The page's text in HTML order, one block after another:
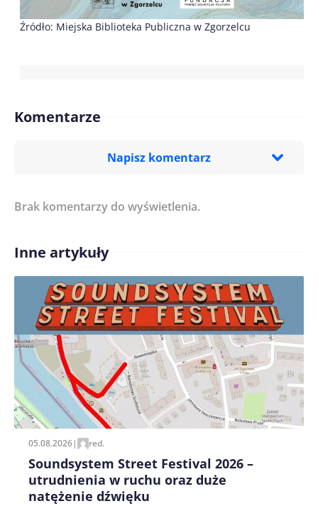
Źródło: Miejska Biblioteka Publiczna w Zgorzelcu
Komentarze
Napisz komentarz
Treść komentarza*
Imię/ Nick*
Zapamiętaj moje dane w tej przeglądarce podczas
pisania kolejnych komentarzy.
Brak komentarzy do wyświetlenia.
Inne artykuły
05.08.2026| red.
Soundsystem Street Festival 2026 –
utrudnienia w ruchu oraz duże
natężenie dźwięku